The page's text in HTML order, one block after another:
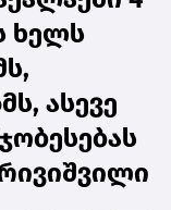
ხელს
ასევე